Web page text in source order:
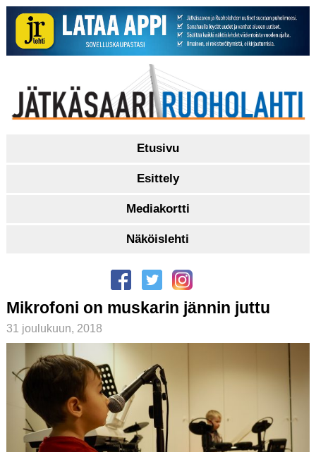
Etusivu
Esittely
Mediakortti
Näköislehti
Mikrofoni on muskarin jännin juttu
31 joulukuun, 2018